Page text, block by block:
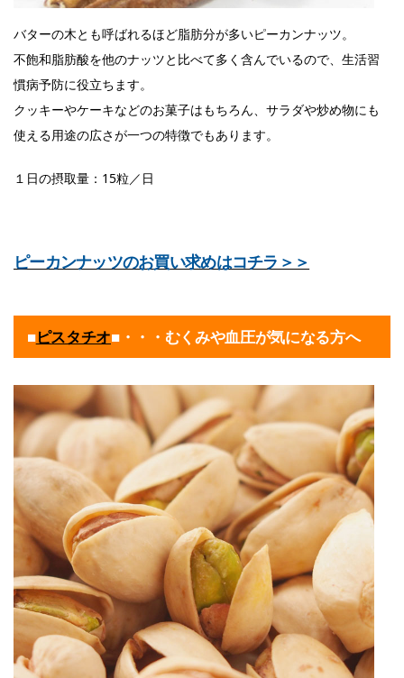
バターの木とも呼ばれるほど脂肪分が多いピーカンナッツ。
不飽和脂肪酸を他のナッツと比べて多く含んでいるので、生活習
慣病予防に役立ちます。
クッキーやケーキなどのお菓子はもちろん、サラダや炒め物にも
使える用途の広さが一つの特徴でもあります。
１日の摂取量：15粒／日
ピーカンナッツのお買い求めはコチラ＞＞
■ピスタチオ■・・・むくみや血圧が気になる方へ